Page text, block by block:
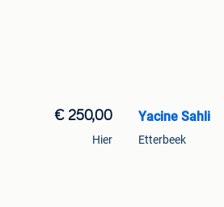
€ 250,00
Hier
Yacine Sahli
Etterbeek